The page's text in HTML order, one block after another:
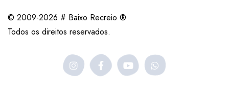
© 2009-2026 # Baixo Recreio ®
Todos os direitos reservados.